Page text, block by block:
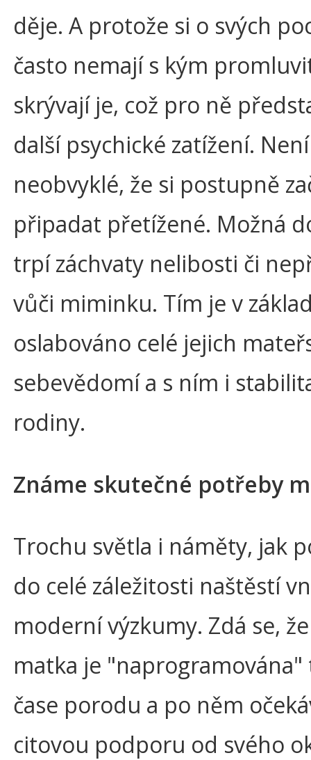
děje. A protože si o svých
často nemají s kým
skrývají je, což pro ně
další psychické zatížení. Není
neobvyklé, že si postupně
připadat přetížené. Možná
trpí záchvaty nelibosti či
vůči miminku. Tím je v
oslabováno celé jejich
sebevědomí a s ním i
rodiny.
Známe skutečné potřeby
Trochu světla i náměty, jak
do celé záležitosti naštěstí
moderní výzkumy. Zdá se,
matka je "naprogramována"
čase porodu a po něm
citovou podporu od svého